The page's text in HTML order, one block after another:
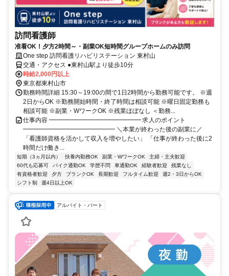
訪問看護師
准看OK！夕方2時間～・副業OK短時間グループホームのみ訪問
One step 訪問看護リハビリステーション 東村山
交通・アクセス ●東村山駅より徒歩10分
時給2,000円以上
東京都東村山市
勤務時間詳細 15:30～19:00の間で1日2時間から勤務可能です。 ※週
2日からOK ※勤務開始時間・終了時間は相談可能 ※曜日固定勤務も
相談可能 ※副業・WワークOK ※残業ほぼなし ＜勤務...
仕事内容 ━━━━━━━━━━━━━━━ 求人のポイント
━━━━━━━━━━━━━━━ ＼本業が終わった後の副業に／
「看護師資格を活かして収入を増やしたい」 「仕事が終わった後に2
時間だけ働き...
短期（3ヵ月以内） 扶養内勤務OK 副業・WワークOK
主婦・主夫歓迎
60代も応募可
バイク通勤OK 学歴不問 車通勤OK 経験者歓迎
残業なし
有資格者歓迎
夕方 ブランクOK 長期歓迎 フルタイム歓迎
週2・3日からOK
シフト制
週4日以上OK
アルバイト・パート